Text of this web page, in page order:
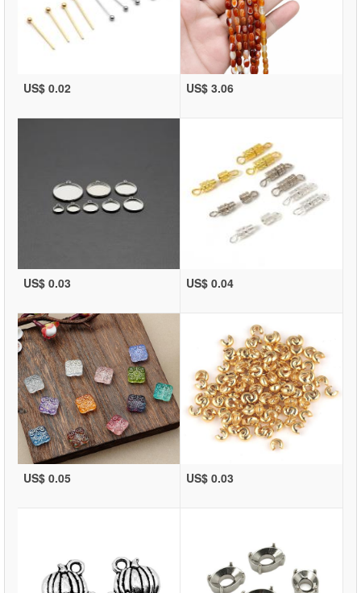
US$ 0.02 US$ 3.06
US$ 0.03 US$ 0.04
US$ 0.05 US$ 0.03